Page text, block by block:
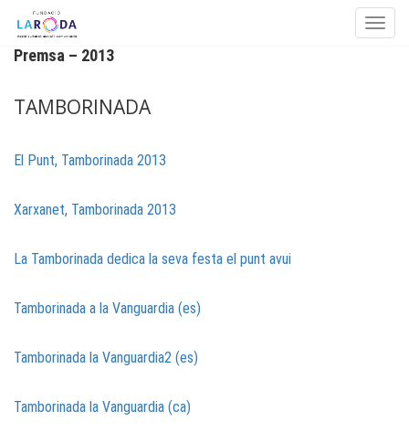
Skip to content
Premsa – 2013
TAMBORINADA
El Punt, Tamborinada 2013
Xarxanet, Tamborinada 2013
La Tamborinada dedica la seva festa el punt avui
Tamborinada a la Vanguardia (es)
Tamborinada la Vanguardia2 (es)
Tamborinada la Vanguardia (ca)